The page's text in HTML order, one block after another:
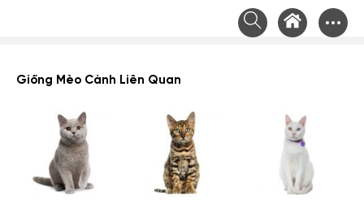
Giống Mèo Cảnh Liên Quan